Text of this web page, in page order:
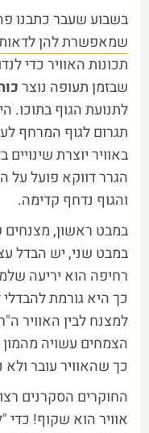
בשבוע שעבר כתבנו
שמאפשרת להן
תכונות האוויר כדי
שבזמן תעופה נוצר
לתנועת הגוף בתוכו.
תגרום לגוף המרחף
באוויר יוצרת
הגרר דווקא פועל על
והגוף נדחף קדימה.
במבט ראשון, מצנחים
במבט שני, יש הבדל
רחיפה הוא יריעה
כך היא גורמת
למצנח לבין האוויר
הצמחים עשויה מהמון
כך שהאוויר עובר
החוקרים הסקרנים
אוויר הוא שקוף! כדי